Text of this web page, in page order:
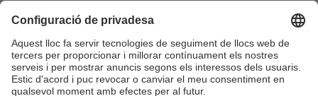
Actualitat R+D+I
La recerca a la UPC
La transferència, l'emprenedoria i
la innovació a la UPC
Foment i suport a la recerca
UPCshop, marxandatge
Sala de premsa
Seguretat i salut